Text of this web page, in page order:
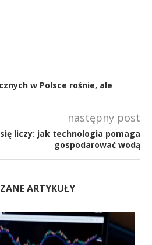
w Polsce rośnie, ale
następny post
liczy: jak technologia pomaga
gospodarować wodą
ARTYKUŁY